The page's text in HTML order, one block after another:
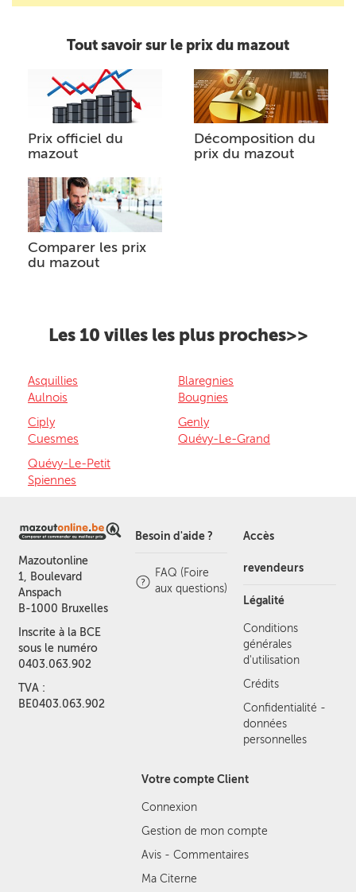
Tout savoir sur le prix du mazout
Prix officiel du
mazout
Décomposition du
prix du mazout
Comparer les prix
du mazout
Les 10 villes les plus proches>>
Asquillies
Aulnois
Blaregnies
Bougnies
Ciply
Cuesmes
Genly
Quévy-Le-Grand
Quévy-Le-Petit
Spiennes
Mazoutonline
1, Boulevard
Anspach
B-1000 Bruxelles
Inscrite à la BCE
sous le numéro
0403.063.902
TVA :
BE0403.063.902
Besoin d'aide ?
FAQ (Foire
aux questions)
Accès
revendeurs
Légalité
Conditions
générales
d'utilisation
Crédits
Confidentialité -
données
personnelles
Votre compte Client
Connexion
Gestion de mon compte
Avis - Commentaires
Ma Citerne